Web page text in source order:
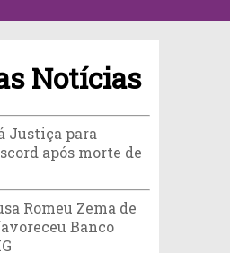
Notícias
Justiça para
após morte de
Romeu Zema de
Banco